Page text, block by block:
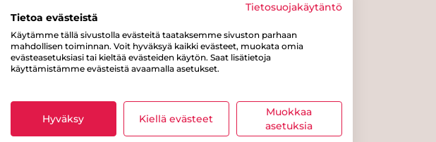
Tietosuojakäytäntö
Tietoa evästeistä
Käytämme tällä sivustolla evästeitä taataksemme sivuston parhaan
mahdollisen toiminnan. Voit hyväksyä kaikki evästeet, muokata omia
evästeasetuksiasi tai kieltää evästeiden käytön. Saat lisätietoja
käyttämistämme evästeistä avaamalla asetukset.
Hyväksy Kiellä evästeet
Muokkaa
asetuksia